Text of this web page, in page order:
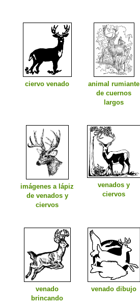
ciervo venado
animal rumiante
de cuernos
largos
imágenes a lápiz
de venados y
ciervos
venados y
ciervos
venado
brincando
venado dibujo